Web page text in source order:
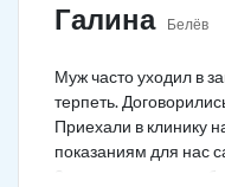
Галина Белёв
Муж часто уходил в
терпеть.
Приехали в клинику
показаниям для нас
3 года поставили